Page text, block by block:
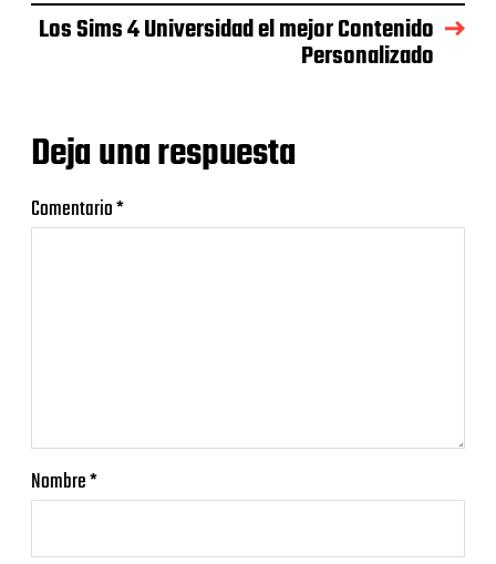
Los Sims 4 Universidad el mejor Contenido
Personalizado
Deja una respuesta
Comentario*
Nombre*